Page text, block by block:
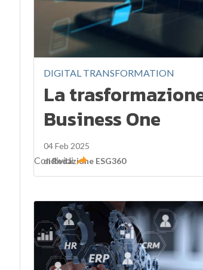
DIGITAL TRANSFORMATION
La
Business One
04 Feb 2025
diRedazione ESG360
Condividi